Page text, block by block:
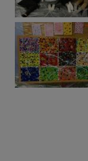
PROJET-
COLLEGE-
BATTOUE-